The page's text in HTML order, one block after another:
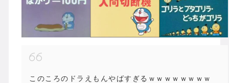
このころのドラえもんやばすぎるｗｗｗｗｗｗｗｗ